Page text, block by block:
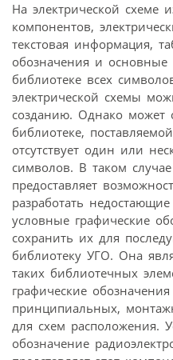
На электрической схеме
компонентов,
текстовая информация,
обозначения и
библиотеке всех
электрической схемы
созданию. Однако может
библиотеке,
отсутствует один или
символов. В таком
предоставляет
разработать
условные графические
сохранить их для
библиотеку УГО. Она
таких библиотечных
графические
принципиальных,
для схем расположения.
обозначение